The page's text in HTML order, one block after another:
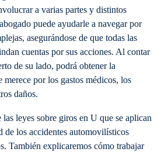
a varias partes y distintos
puede ayudarle a navegar por
asegurándose de que todas las
cuentas por sus acciones. Al contar
de su lado, podrá obtener la
merece por los gastos médicos, los
daños.
leyes sobre giros en U que se aplican
de los accidentes automovilísticos
También explicaremos cómo trabajar